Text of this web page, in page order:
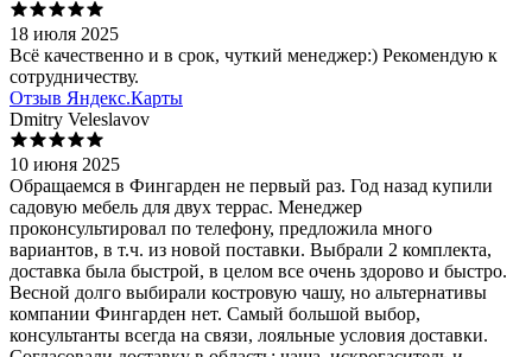
18 июля 2025
Всё качественно и в срок, чуткий менеджер:) Рекомендую к
сотрудничеству.
Отзыв Яндекс.Карты
Dmitry Veleslavov
10 июня 2025
Обращаемся в Фингарден не первый раз. Год назад купили
садовую мебель для двух террас. Менеджер
проконсультировал по телефону, предложила много
вариантов, в т.ч. из новой поставки. Выбрали 2 комплекта,
доставка была быстрой, в целом все очень здорово и быстро.
Весной долго выбирали костровую чашу, но альтернативы
компании Фингарден нет. Самый большой выбор,
консультанты всегда на связи, лояльные условия доставки.